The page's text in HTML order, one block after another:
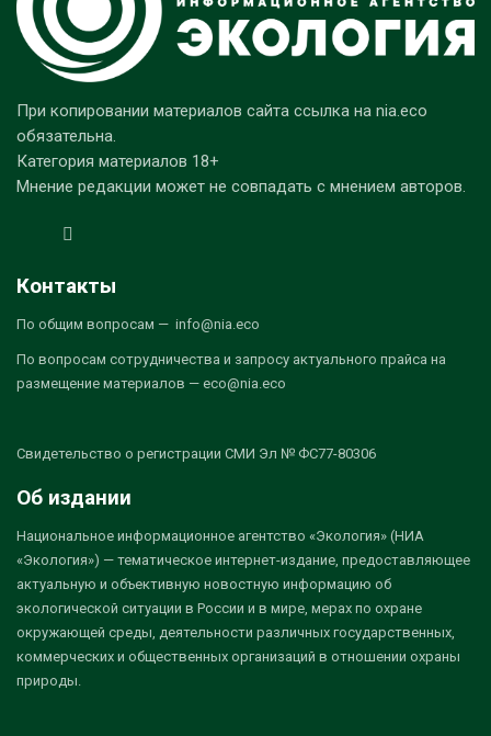
При копировании материалов сайта ссылка на nia.eco
обязательна.
Категория материалов 18+
Мнение редакции может не совпадать с мнением авторов.
Контакты
По общим вопросам — info@nia.eco
По вопросам сотрудничества и запросу актуального прайса на
размещение материалов — eco@nia.eco
Свидетельство о регистрации СМИ Эл № ФС77-80306
Об издании
Национальное информационное агентство «Экология» (НИА
«Экология») — тематическое интернет-издание, предоставляющее
актуальную и объективную новостную информацию об
экологической ситуации в России и в мире, мерах по охране
окружающей среды, деятельности различных государственных,
коммерческих и общественных организаций в отношении охраны
природы.